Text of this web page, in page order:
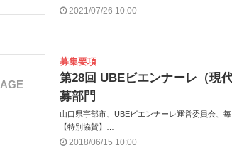
2021/07/26 10:00
募集要項
第28回 UBEビエンナーレ（現
募部門
山口県宇部市、UBEビエンナーレ運営委員会、
【特別協賛】
宇部興産株式会社
2018/06/15 10:00